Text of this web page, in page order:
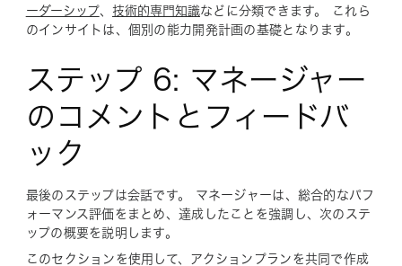
ーダーシップ、 技術的専門知識などに分類できます。 これら
のインサイトは、個別の能力開発計画の基礎となります。
ステップ 6: マネージャー
のコメントとフィードバ
ック
最後のステップは会話です。 マネージャーは、総合的なパフ
ォーマンス評価をまとめ、達成したことを強調し、次のステ
ップの概要を説明します。
このセクションを使用して、アクションプランを共同で作成